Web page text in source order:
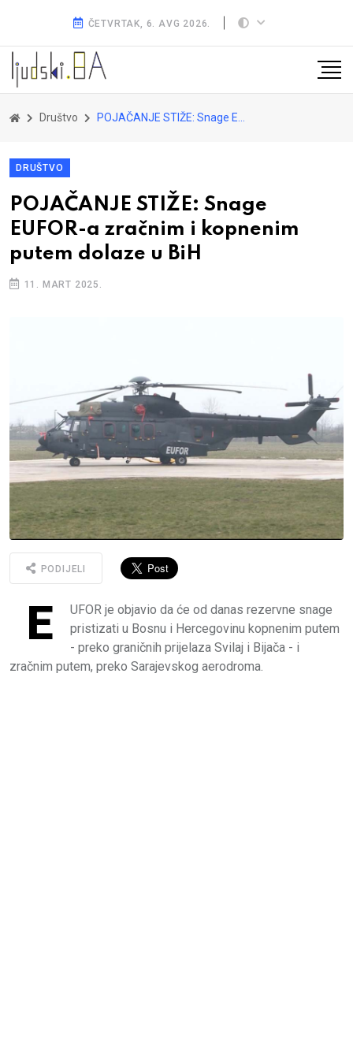
ČETVRTAK, 6. AVG 2026.
Društvo POJAČANJE STIŽE: Snage EUFOR-a zračnim i kopnenim putem dolaze u BiH
DRUŠTVO
POJAČANJE STIŽE: Snage
EUFOR-a zračnim i kopnenim
putem dolaze u BiH
11. MART 2025.
PODIJELI
E
UFOR je objavio da će od danas rezervne snage
pristizati u Bosnu i Hercegovinu kopnenim putem
- preko graničnih prijelaza Svilaj i Bijača - i
zračnim putem, preko Sarajevskog aerodroma.